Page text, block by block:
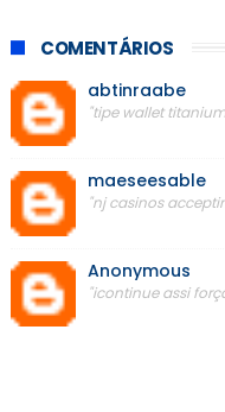
COMENTÁRIOS
abtinraabe
"tipe wallet
maeseesable
"nj casinos
Anonymous
"icontinue assi